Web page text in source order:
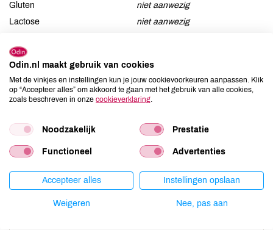
Gluten
niet aanwezig
Lactose
niet aanwezig
Mosterd
Schaaldieren
niet aanwezig
Selderij
niet aanwezig
Soja
niet aanwezig
Vis
niet aanwezig
Zwaveldioxide / sulfieten
niet aanwezig
Odin.nl maakt gebruik van cookies
Met de vinkjes en instellingen kun je jouw cookievoorkeuren aanpassen. Klik
op “Accepteer alles” om akkoord te gaan met het gebruik van alle cookies,
zoals beschreven in onze cookieverklaring.
Noodzakelijk Prestatie
Functioneel Advertenties
Accepteer alles Instellingen opslaan
Weigeren Nee, pas aan